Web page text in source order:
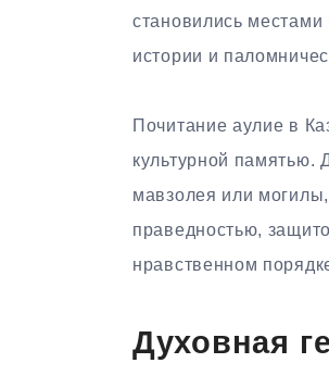
становились
истории и
Почитание аулие в
культурной памятью.
мавзолея или могилы,
праведностью,
нравственном
Духовная